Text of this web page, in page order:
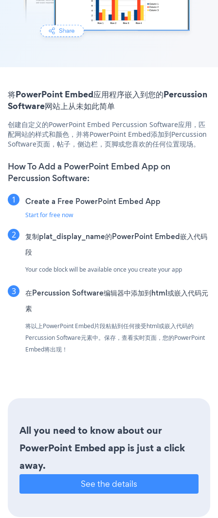
将PowerPoint Embed应用程序嵌入到您的Percussion
Software网站上从未如此简单
创建自定义的PowerPoint Embed Percussion Software应用，匹
配网站的样式和颜色，并将PowerPoint Embed添加到Percussion
Software页面，帖子，侧边栏，页脚或您喜欢的任何位置现场。
How To Add a PowerPoint Embed App on
Percussion Software:
Create a Free PowerPoint Embed App
Start for free now
复制plat_display_name的PowerPoint Embed嵌入代码
段
Your code block will be available once you create your app
在Percussion Software编辑器中添加到html或嵌入代码元
素
将以上PowerPoint Embed片段粘贴到任何接受html或嵌入代码的
Percussion Software元素中。保存，查看实时页面，您的PowerPoint
Embed将出现！
All you need to know about our
PowerPoint Embed app is just a click
away.
See the details